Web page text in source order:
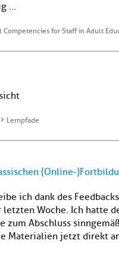
...
Competencies for Staff in Adult
Lernpfade
(Online-
ich dank des
Woche. Ich hatte
Abschluss
Materialien jetzt direkt